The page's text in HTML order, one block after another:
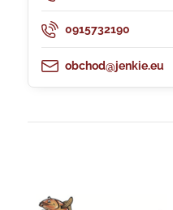
0915732190
obchod@jenkie.eu